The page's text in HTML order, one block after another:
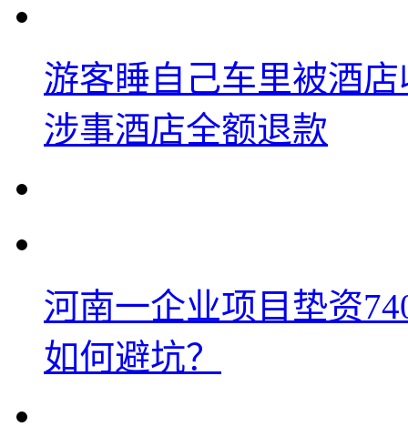
游客睡自己车里被酒
涉事酒店全额退款
河南一企业项目垫资
如何避坑？